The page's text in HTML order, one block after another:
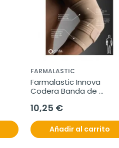
FARMALASTIC
Farmalastic Innova
Codera Banda de
10,25 €
Añadir al carrito